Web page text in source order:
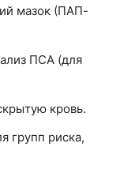
мазок (ПАП-
ПСА (для
кровь.
групп риска,